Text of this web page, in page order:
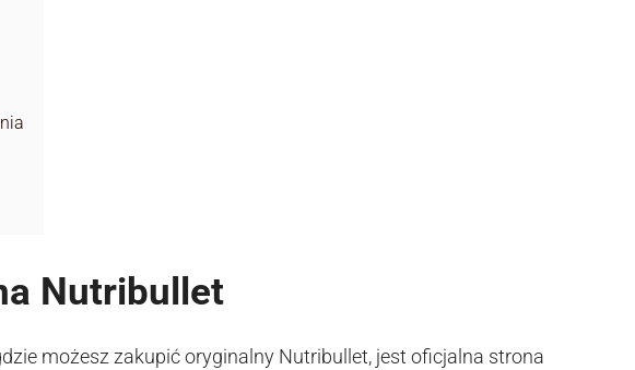
Nutribullet
możesz zakupić oryginalny Nutribullet, jest oficjalna strona